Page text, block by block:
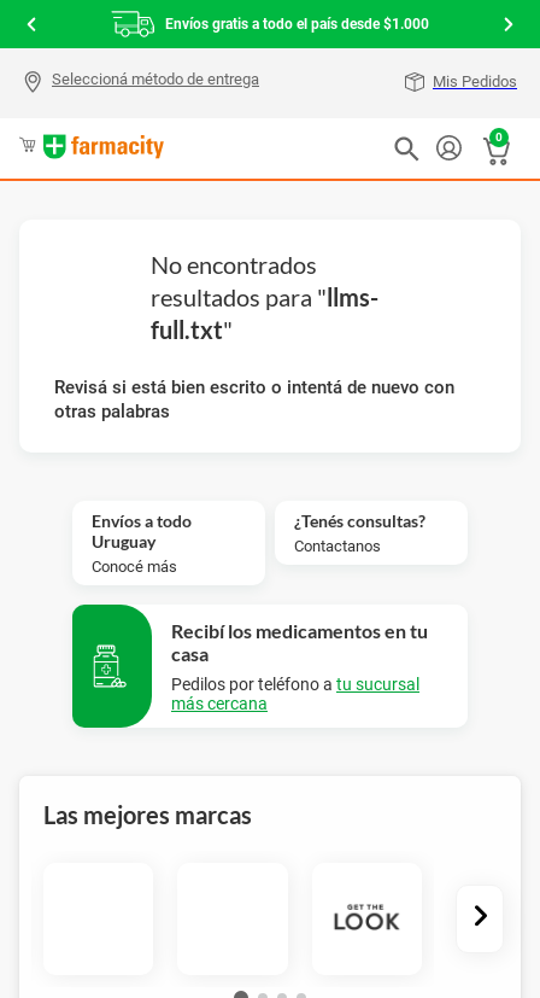
Envíos gratis a todo el país desde $1.000
Mis Pedidos
0
No encontrados
resultados para "llms-
full.txt"
Revisá si está bien escrito o intentá de nuevo con
otras palabras
Envíos a todo
Uruguay
Conocé más
¿Tenés consultas?
Contactanos
Recibí los medicamentos en tu
casa
Pedilos por teléfono a tu sucursal
más cercana
Las mejores marcas